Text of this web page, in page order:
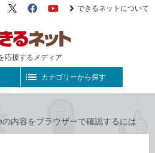
応援するメディア
X（旧
FacebookYouTube
できるネットについて
カテゴリーから探す
の内容をブラウザーで確認するには